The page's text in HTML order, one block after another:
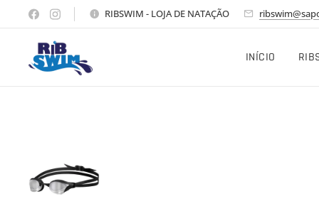
RIBSWIM - LOJA DE NATAÇÃO
INÍCIO